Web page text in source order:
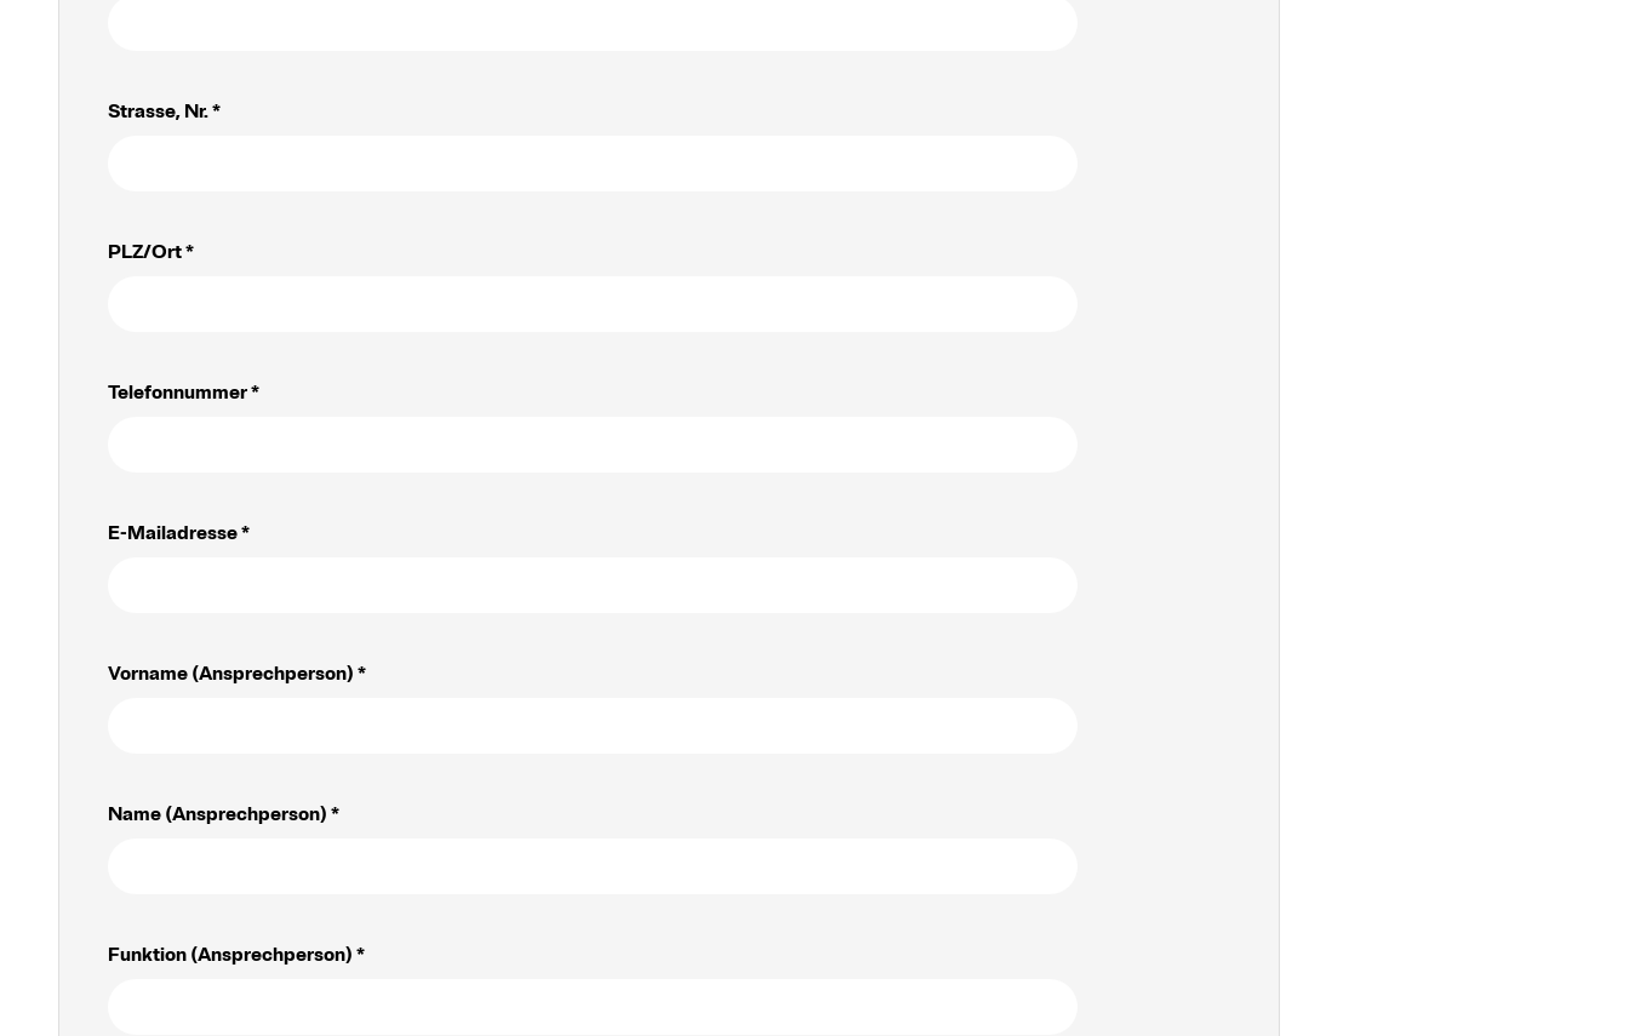
Strasse, Nr. *
PLZ/Ort *
Telefonnummer *
E-Mailadresse *
Vorname (Ansprechperson) *
Name (Ansprechperson) *
Funktion (Ansprechperson) *